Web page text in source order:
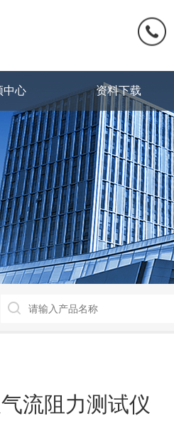
中心 资料下载
流阻力测试仪